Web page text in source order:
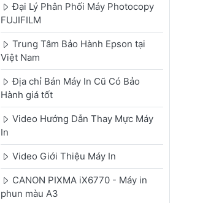
Đại Lý Phân Phối Máy Photocopy
FUJIFILM
Trung Tâm Bảo Hành Epson tại
Việt Nam
Địa chỉ Bán Máy In Cũ Có Bảo
Hành giá tốt
Video Hướng Dẫn Thay Mực Máy
In
Video Giới Thiệu Máy In
CANON PIXMA iX6770 - Máy in
phun màu A3